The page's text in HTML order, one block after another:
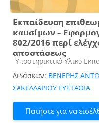
Εκπαίδευση
καυσίμων –
802/2016 περί
αποστάσεως
Κατηγορία μαθήματος
Υποστηρικτικό Υλικό
Διδάσκων: ΒΕΝΕΡΗΣ
ΣΑΚΕΛΛΑΡΙΟΥ ΕΥΣΤΑΘΙΑ
Πατήστε για να